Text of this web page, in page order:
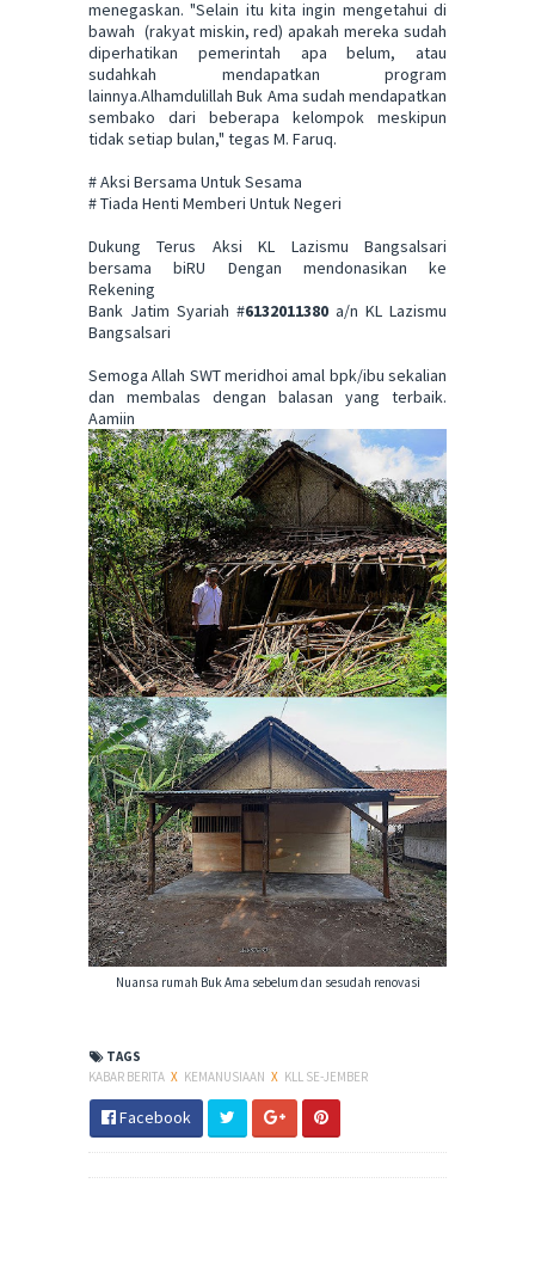
menegaskan. "Selain itu kita ingin mengetahui di
bawah (rakyat miskin, red) apakah mereka sudah
diperhatikan pemerintah apa belum, atau
sudahkah mendapatkan program
lainnya.Alhamdulillah Buk Ama sudah mendapatkan
sembako dari beberapa kelompok meskipun
tidak setiap bulan," tegas M. Faruq.
# Aksi Bersama Untuk Sesama
# Tiada Henti Memberi Untuk Negeri
Dukung Terus Aksi KL Lazismu Bangsalsari
bersama biRU Dengan mendonasikan ke
Rekening
Bank Jatim Syariah #6132011380 a/n KL Lazismu
Bangsalsari
Semoga Allah SWT meridhoi amal bpk/ibu sekalian
dan membalas dengan balasan yang terbaik.
Aamiin
Nuansa rumah Buk Ama sebelum dan sesudah renovasi
TAGS
KABAR BERITA X KEMANUSIAAN X KLL SE-JEMBER
Facebook